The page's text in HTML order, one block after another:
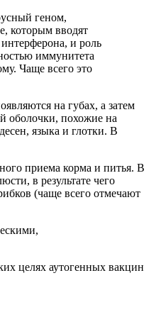
геном,
которым вводят
и роль
иммунитета
Чаще всего это
на губах, а затем
оболочки, похожие на
языка и глотки. В
приема корма и питья. В
в результате чего
(чаще всего отмечают
целях аутогенных вакцин